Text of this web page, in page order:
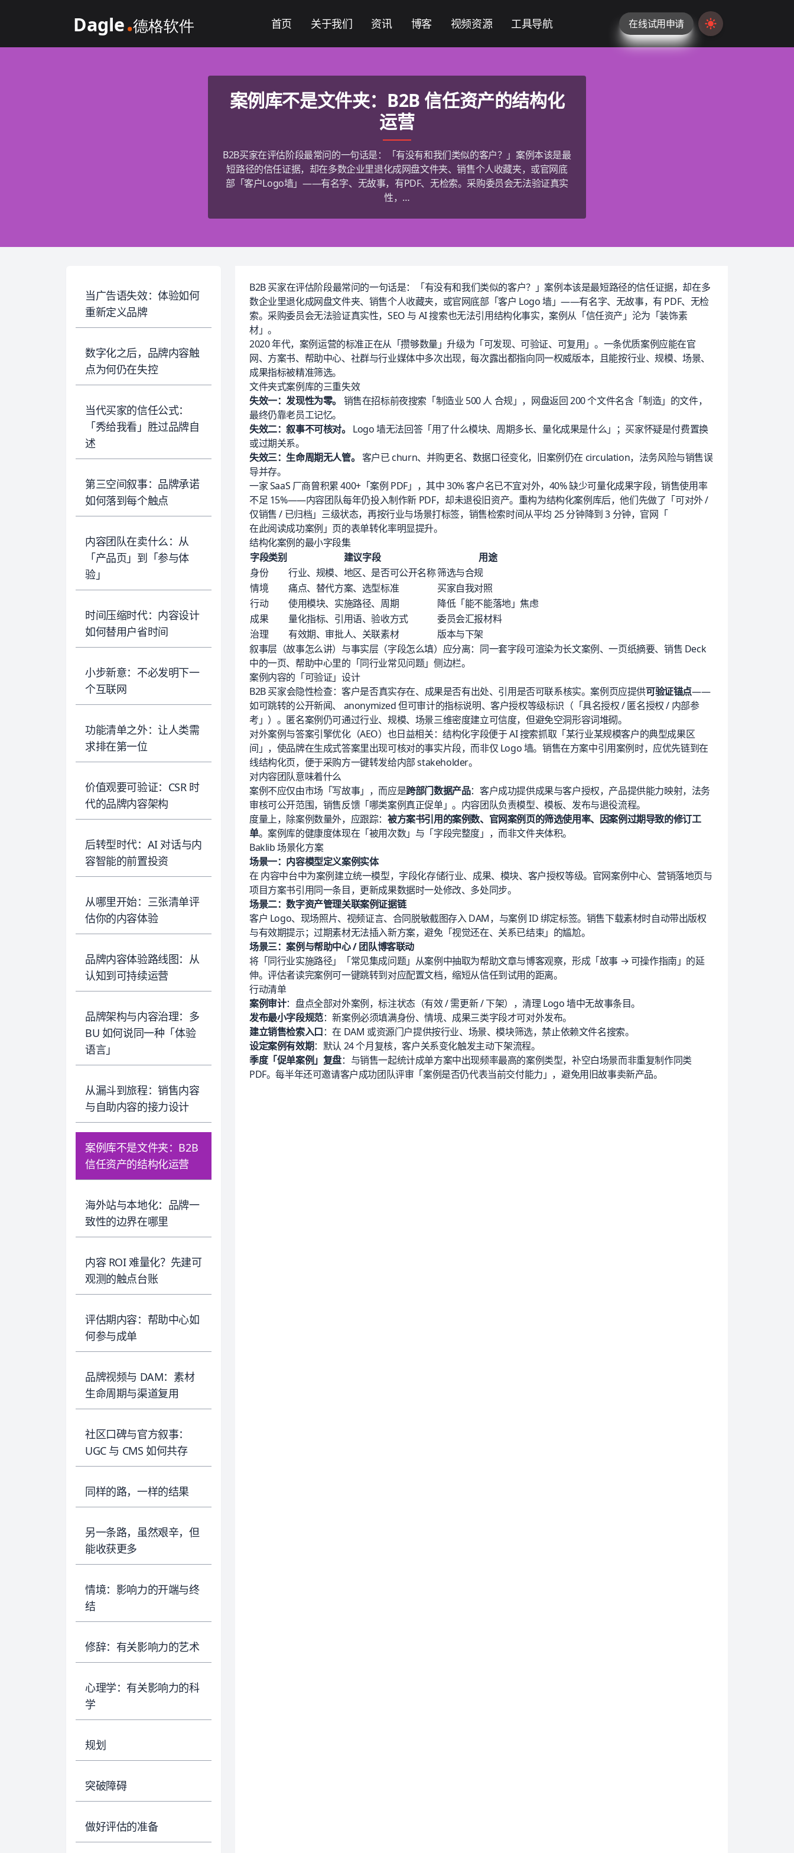
Dagle@数字体验管理 首页 关于我们 资讯 博客 视频资源 工具导航 在线试用申请 Switch to light /
案例库不是文件夹：B2B 信任资产的结构化
运营
B2B买家在评估阶段最常问的一句话是：「有没有和我们类似的客户？」案例本该是最
短路径的信任证据，却在多数企业里退化成网盘文件夹、销售个人收藏夹，或官网底
部「客户Logo墙」——有名字、无故事，有PDF、无检索。采购委员会无法验证真实
性，…
当广告语失效：体验如何
重新定义品牌
数字化之后，品牌内容触
点为何仍在失控
当代买家的信任公式：
「秀给我看」胜过品牌自
述
第三空间叙事：品牌承诺
如何落到每个触点
内容团队在卖什么：从
「产品页」到「参与体
验」
时间压缩时代：内容设计
如何替用户省时间
小步新意：不必发明下一
个互联网
功能清单之外：让人类需
求排在第一位
价值观要可验证：CSR 时
代的品牌内容架构
后转型时代：AI 对话与内
容智能的前置投资
从哪里开始：三张清单评
估你的内容体验
品牌内容体验路线图：从
认知到可持续运营
品牌架构与内容治理：多
BU 如何说同一种「体验
语言」
从漏斗到旅程：销售内容
与自助内容的接力设计
案例库不是文件夹：B2B
信任资产的结构化运营
海外站与本地化：品牌一
致性的边界在哪里
内容 ROI 难量化？先建可
观测的触点台账
评估期内容：帮助中心如
何参与成单
品牌视频与 DAM：素材
生命周期与渠道复用
社区口碑与官方叙事：
UGC 与 CMS 如何共存
同样的路，一样的结果
另一条路，虽然艰辛，但
能收获更多
情境：影响力的开端与终
结
修辞：有关影响力的艺术
心理学：有关影响力的科
学
规划
突破障碍
做好评估的准备
B2B 买家在评估阶段最常问的一句话是：「有没有和我们类似的客户？」案例本该是最短路径的信任证据，却在多
数企业里退化成网盘文件夹、销售个人收藏夹，或官网底部「客户 Logo 墙」——有名字、无故事，有 PDF、无检
索。采购委员会无法验证真实性，SEO 与 AI 搜索也无法引用结构化事实，案例从「信任资产」沦为「装饰素
材」。
2020 年代，案例运营的标准正在从「攒够数量」升级为「可发现、可验证、可复用」。一条优质案例应能在官
网、方案书、帮助中心、社群与行业媒体中多次出现，每次露出都指向同一权威版本，且能按行业、规模、场景、
成果指标被精准筛选。
文件夹式案例库的三重失效
失效一：发现性为零。 销售在招标前夜搜索「制造业 500 人 合规」，网盘返回 200 个文件名含「制造」的文件，
最终仍靠老员工记忆。
失效二：叙事不可核对。 Logo 墙无法回答「用了什么模块、周期多长、量化成果是什么」；买家怀疑是付费置换
或过期关系。
失效三：生命周期无人管。 客户已 churn、并购更名、数据口径变化，旧案例仍在 circulation，法务风险与销售误
导并存。
一家 SaaS 厂商曾积累 400+「案例 PDF」，其中 30% 客户名已不宜对外，40% 缺少可量化成果字段，销售使用率
不足 15%——内容团队每年仍投入制作新 PDF，却未退役旧资产。重构为结构化案例库后，他们先做了「可对外 /
仅销售 / 已归档」三级状态，再按行业与场景打标签，销售检索时间从平均 25 分钟降到 3 分钟，官网「
在此阅读成功案例 」页的表单转化率明显提升。
结构化案例的最小字段集
字段类别
建议字段
用途
身份
行业、规模、地区、是否可公开名称筛选与合规
情境
痛点、替代方案、选型标准
买家自我对照
行动
使用模块、实施路径、周期
降低「能不能落地」焦虑
成果
量化指标、引用语、验收方式
委员会汇报材料
治理
有效期、审批人、关联素材
版本与下架
叙事层（故事怎么讲）与事实层（字段怎么填）应分离：同一套字段可渲染为长文案例、一页纸摘要、销售 Deck
中的一页、帮助中心里的「同行业常见问题」侧边栏。
案例内容的「可验证」设计
B2B 买家会隐性检查：客户是否真实存在、成果是否有出处、引用是否可联系核实。案例页应提供可验证锚点——
如可跳转的公开新闻、 anonymized 但可审计的指标说明、客户授权等级标识（「具名授权 / 匿名授权 / 内部参
考」）。匿名案例仍可通过行业、规模、场景三维密度建立可信度，但避免空洞形容词堆砌。
对外案例与答案引擎优化（AEO） 也日益相关：结构化字段便于 AI 搜索抓取「某行业某规模客户的典型成果区
间」，使品牌在生成式答案里出现可核对的事实片段，而非仅 Logo 墙。销售在方案中引用案例时，应优先链到在
线结构化页，便于采购方一键转发给内部 stakeholder。
对内容团队意味着什么
案例不应仅由市场「写故事」，而应是跨部门数据产品：客户成功提供成果与客户授权，产品提供能力映射，法务
审核可公开范围，销售反馈「哪类案例真正促单」。内容团队负责模型、模板、发布与退役流程。
度量上，除案例数量外，应跟踪： 被方案书引用的案例数、官网案例页的筛选使用率、因案例过期导致的修订工
单。案例库的健康度体现在「被用次数」与「字段完整度」，而非文件夹体积。
Baklib 场景化方案
场景一： 内容模型定义案例实体
在 内容中台中为案例建立统一模型，字段化存储行业、成果、模块、客户授权等级。官网案例中心、 营销落地页与
项目方案书引用同一条目，更新成果数据时一处修改、多处同步。
场景二：数字资产管理关联案例证据链
客户 Logo、现场照片、视频证言、合同脱敏截图存入 DAM，与案例 ID 绑定标签。销售下载素材时自动带出版权
与有效期提示；过期素材无法插入新方案，避免「视觉还在、关系已结束」的尴尬。
场景三：案例与帮助中心/团队博客联动
将「同行业实施路径」「常见集成问题」从案例中抽取为帮助文章与博客观察，形成「故事 → 可操作指南」的延
伸。评估者读完案例可一键跳转到对应配置文档，缩短从信任到试用的距离。
行动清单
案例审计：盘点全部对外案例，标注状态（有效 / 需更新 / 下架），清理 Logo 墙中无故事条目。
发布最小字段规范：新案例必须填满身份、情境、成果三类字段才可对外发布。
建立销售检索入口：在 DAM 或资源门户提供按行业、场景、模块筛选，禁止依赖文件名搜索。
设定案例有效期：默认 24 个月复核，客户关系变化触发主动下架流程。
季度「促单案例」复盘：与销售一起统计成单方案中出现频率最高的案例类型，补空白场景而非重复制作同类
PDF。每半年还可邀请客户成功团队评审「案例是否仍代表当前交付能力」，避免用旧故事卖新产品。